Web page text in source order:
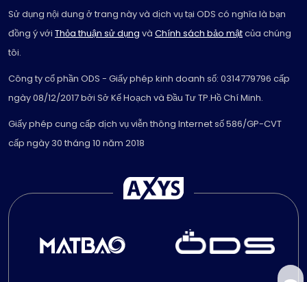
Sử dụng nội dung ở trang này và dịch vụ tại ODS có nghĩa là bạn
đồng ý với Thỏa thuận sử dụng và Chính sách bảo mậtcủa chúng
tôi.
Công ty cổ phần ODS - Giấy phép kinh doanh số: 0314779796 cấp
ngày 08/12/2017 bởi Sở Kế Hoạch và Đầu Tư TP.Hồ Chí Minh.
Giấy phép cung cấp dịch vụ viễn thông Internet số 586/GP-CVT
cấp ngày 30 tháng 10 năm 2018